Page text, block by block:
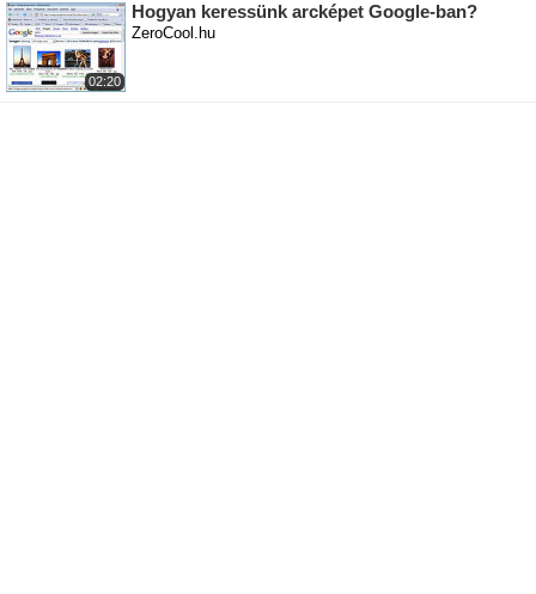
02:20
Hogyan keressünk arcképet Google-ban?
ZeroCool.hu